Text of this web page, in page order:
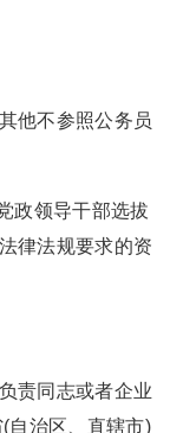
他不参照公务员
领导干部选拔
律法规要求的资
责同志或者企业
自治区、直辖市)